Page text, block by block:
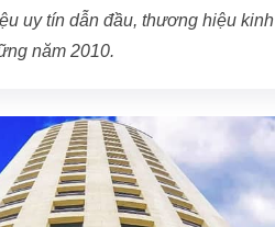
uy tín dẫn đầu, thương hiệu
năm 2010.